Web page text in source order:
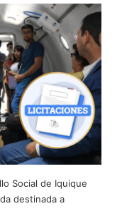
Social de Iquique
destinada a